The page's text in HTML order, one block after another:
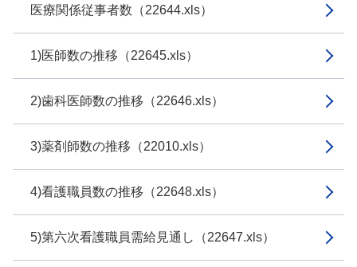
医療関係従事者数（22644.xls）
1)医師数の推移（22645.xls）
2)歯科医師数の推移（22646.xls）
3)薬剤師数の推移（22010.xls）
4)看護職員数の推移（22648.xls）
5)第六次看護職員需給見通し（22647.xls）